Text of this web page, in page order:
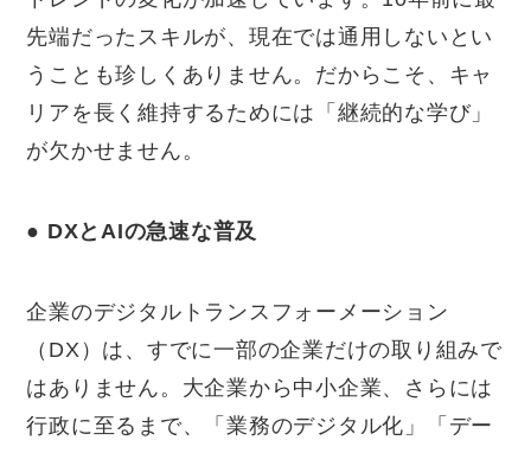
先端だったスキルが、現在では通用しないとい
うことも珍しくありません。だからこそ、キャ
リアを長く維持するためには「継続的な学び」
が欠かせません。
● DXとAIの急速な普及
企業のデジタルトランスフォーメーション
（DX）は、すでに一部の企業だけの取り組みで
はありません。大企業から中小企業、さらには
行政に至るまで、「業務のデジタル化」「デー